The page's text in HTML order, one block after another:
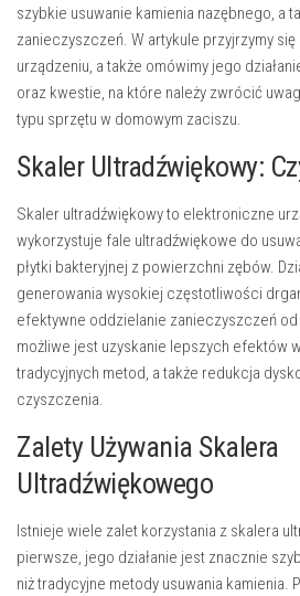
szybkie usuwanie kamienia nazębnego, a
zanieczyszczeń. W artykule przyjrzymy
urządzeniu, a także omówimy jego
oraz kwestie, na które należy zwrócić
typu sprzętu w domowym zaciszu.
Skaler Ultradźwiękowy:
Skaler ultradźwiękowy to elektroniczne
wykorzystuje fale ultradźwiękowe do
płytki bakteryjnej z powierzchni zębów.
generowania wysokiej częstotliwości
efektywne oddzielanie zanieczyszczeń od
możliwe jest uzyskanie lepszych efektów
tradycyjnych metod, a także redukcja
czyszczenia.
Zalety Używania Skalera
Ultradźwiękowego
Istnieje wiele zalet korzystania z skalera
pierwsze, jego działanie jest znacznie
niż tradycyjne metody usuwania kamienia.